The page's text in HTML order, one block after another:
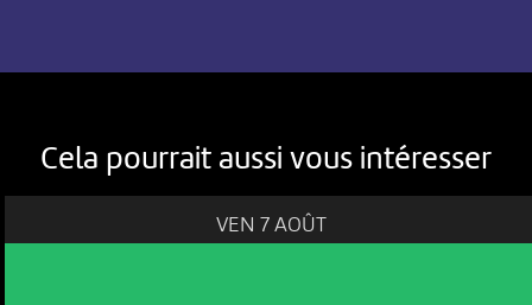
Cela pourrait aussi vous intéresser
VEN 7 AOÛT